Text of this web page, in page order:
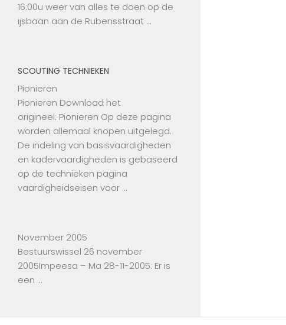
16:00u weer van alles te doen op de
ijsbaan aan de Rubensstraat …
SCOUTING TECHNIEKEN
Pionieren
Pionieren Download het
origineel: Pionieren Op deze pagina
worden allemaal knopen uitgelegd.
De indeling van basisvaardigheden
en kadervaardigheden is gebaseerd
op de technieken pagina
vaardigheidseisen voor …
November 2005
Bestuurswissel 26 november
2005Impeesa – Ma 28-11-2005: Er is
een …